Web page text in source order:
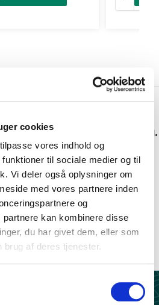
cookies
vores indhold og
til sociale medier og til
Vi deler også oplysninger om
med vores partnere inden
og
kan kombinere disse
du har givet dem, eller som
brug af deres tjenester.
sidder klar til at hjælpe dig.
med et smil
asiatisk mad
support
30 27 78 78
E-mail support
valgt Pandasia.dk